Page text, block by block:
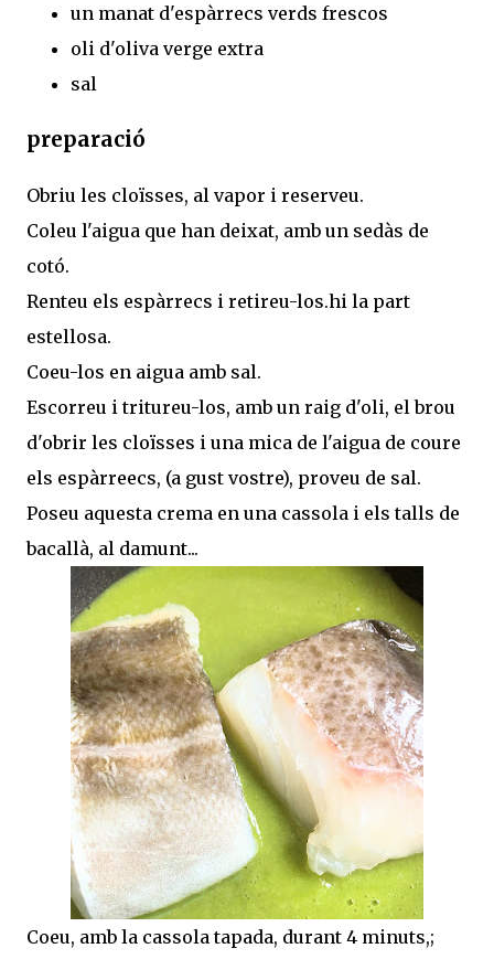
un manat d'espàrrecs verds frescos
oli d'oliva verge extra
sal
preparació
Obriu les cloïsses, al vapor i reserveu.
Coleu l'aigua que han deixat, amb un sedàs de
cotó.
Renteu els espàrrecs i retireu-los.hi la part
estellosa.
Coeu-los en aigua amb sal.
Escorreu i tritureu-los, amb un raig d'oli, el brou
d'obrir les cloïsses i una mica de l'aigua de coure
els espàrreecs, (a gust vostre), proveu de sal.
Poseu aquesta crema en una cassola i els talls de
bacallà, al damunt...
Coeu, amb la cassola tapada, durant 4 minuts,;